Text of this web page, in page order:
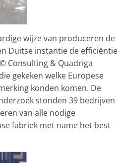
wijze van produceren de
Duitse instantie de efficiëntie
Consulting & Quadriga
gekeken welke Europese
konden komen. De
stonden 39 bedrijven
van alle nodige
fabriek met name het best